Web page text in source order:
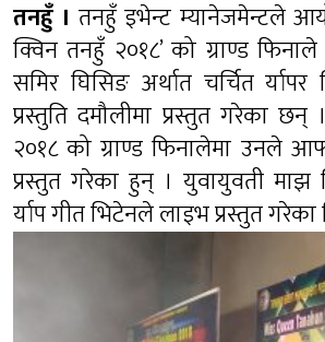
तनहुँ । तनहुँ इभेन्ट म्यानेजमेन्टले
क्विन तनहुँ २०१८’ को ग्राण्ड
समिर घिसिङ अर्थात चर्चित
प्रस्तुति दमौलीमा प्रस्तुत गरेका
२०१८ को ग्राण्ड फिनालेमा उनले
प्रस्तुत गरेका हुन् । युवायुवती माझ
र्याप गीत भिटेनले लाइभ प्रस्तुत गरेका